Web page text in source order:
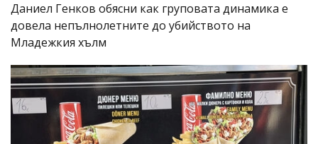
Даниел Генков обясни как груповата динамика е
довела непълнолетните до убийството на
Младежкия хълм